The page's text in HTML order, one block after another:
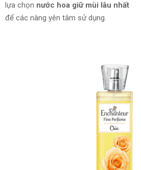
lựa chọn nước hoa giữ mùi lâu nhất
để các nàng yên tâm sử dụng.